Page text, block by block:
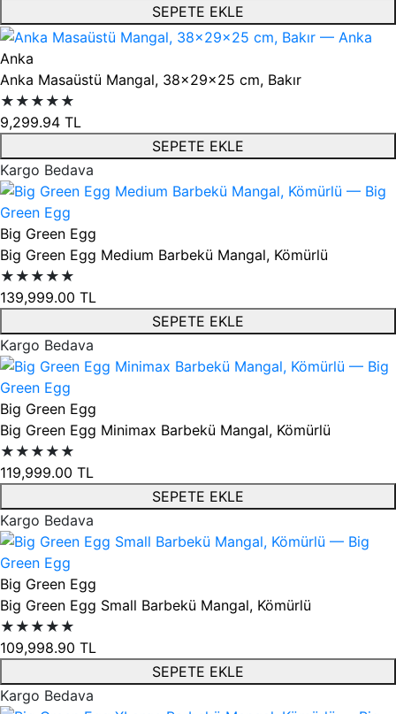
SEPETE EKLE
Anka
Anka Masaüstü Mangal, 38x29x25 cm, Bakır
★★★★★
9,299.94 TL
SEPETE EKLE
Kargo Bedava
Big Green Egg
Big Green Egg Medium Barbekü Mangal, Kömürlü
★★★★★
139,999.00 TL
SEPETE EKLE
Kargo Bedava
Big Green Egg
Big Green Egg Minimax Barbekü Mangal, Kömürlü
★★★★★
119,999.00 TL
SEPETE EKLE
Kargo Bedava
Big Green Egg
Big Green Egg Small Barbekü Mangal, Kömürlü
★★★★★
109,998.90 TL
SEPETE EKLE
Kargo Bedava